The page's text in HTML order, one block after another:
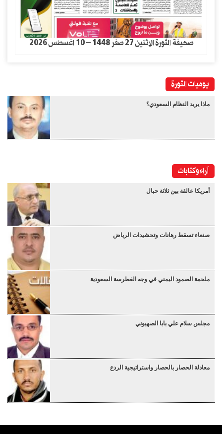
صحيفة الثورة الاثنين 27 صفر 1448 – 10 اغسطس 2026
يوميات الثورة
ماذا يريد النظام السعودي؟
آراء وكتابات
أمريكا عالقة بين ثلاثة حبال
صنعاء تسقط رهانات وتحشيدات الرياض
ملحمة الصمود اليمني في وجه الغطرسة السعودية
مجلس سلام علي بابا الصهيوني
معادلة الحصار بالحصار واستراتيجية الردع